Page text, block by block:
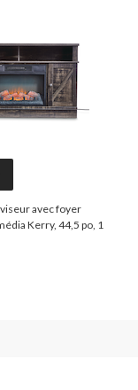
avec foyer
Kerry, 44,5 po, 1